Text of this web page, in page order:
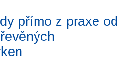
přímo z praxe od